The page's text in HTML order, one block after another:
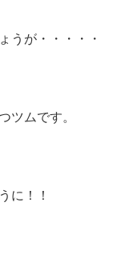
うが・・・・・
ツムです。
に！！